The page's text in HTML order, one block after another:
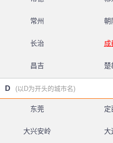
常州 朝
长治 成
昌吉 楚
D (以D为开头的城市名)
东莞 定
大兴安岭 大